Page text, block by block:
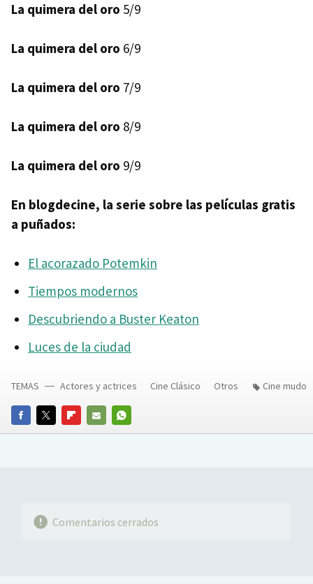
La quimera del oro 5/9
La quimera del oro 6/9
La quimera del oro 7/9
La quimera del oro 8/9
La quimera del oro 9/9
En blogdecine, la serie sobre las películas gratis
a puñados:
El acorazado Potemkin
Tiempos modernos
Descubriendo a Buster Keaton
Luces de la ciudad
FACEBOOKTWITTERFLIPBOARD
E-
WHATSAPP
TEMAS Actores y actrices Cine Clásico Otros Cine mudo
Comentarios cerrados